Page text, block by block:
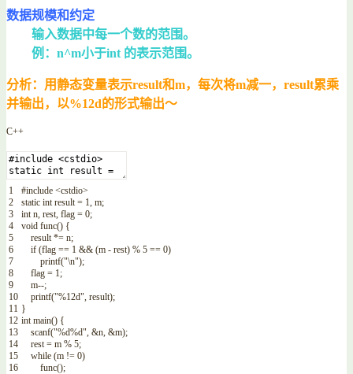
数据规模和约定
输入数据中每一个数的范围。
例：n^m小于int 的表示范围。
分析：用静态变量表示result和m，每次将m减一，result累乘
并输出，以%12d的形式输出～
C++
1
2
3
4
5
6
7
8
9
10
11
12
13
14
15
16
#include <cstdio>
static int result = 1, m;
int n, rest, flag = 0;
void func() {
result *= n;
if (flag == 1 && (m - rest) % 5 == 0)
printf("\n");
flag = 1;
m--;
printf("%12d", result);
}
int main() {
scanf("%d%d", &n, &m);
rest = m % 5;
while (m != 0)
func();